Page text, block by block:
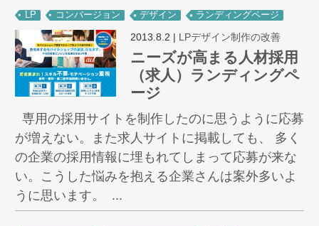
LP コンバージョン デザイン ランディングページ
2013.8.2 | LPデザイン制作の改善
ニーズが高まる人材採用
（求人）ランディングペ
ージ
専用の採用サイトを制作したのに思うように応募
が増えない。また求人サイトに掲載しても、 多く
の企業の採用情報に埋もれてしまって応募が来な
い。こうした悩みを抱える企業さんは案外多いよ
うに思います。 ...